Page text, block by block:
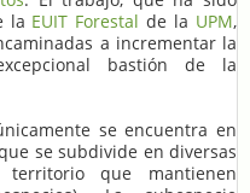
la EUIT Forestal de la UPM,
a incrementar la
bastión de la
se encuentra en
se subdivide en diversas
territorio que mantienen